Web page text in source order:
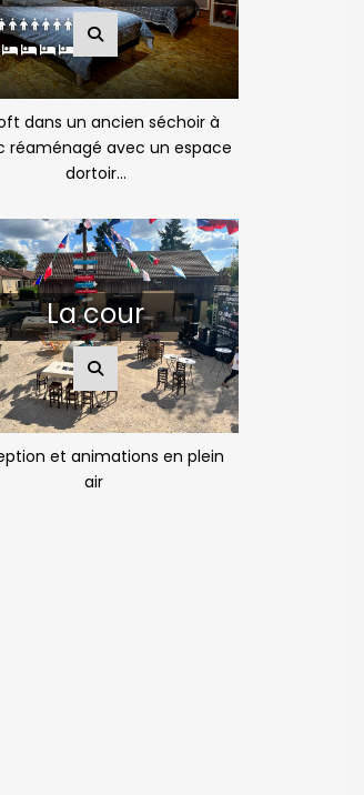
dans un ancien séchoir à
réaménagé avec un espace
dortoir...
La cour
et animations en plein
air